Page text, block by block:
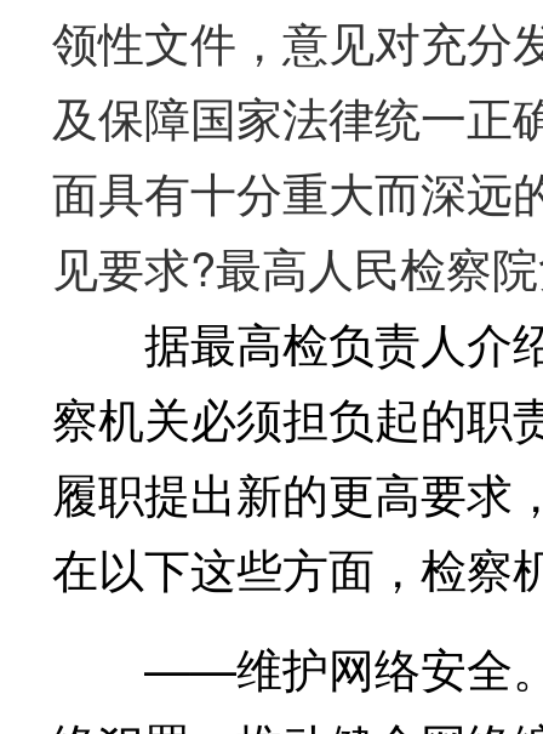
领性文件，意见对充分
及保障国家法律统一正
面具有十分重大而深远
见要求?最高人民检察
据最高检负责人介
察机关必须担负起的职
履职提出新的更高要求
在以下这些方面，检察
——维护网络安全。